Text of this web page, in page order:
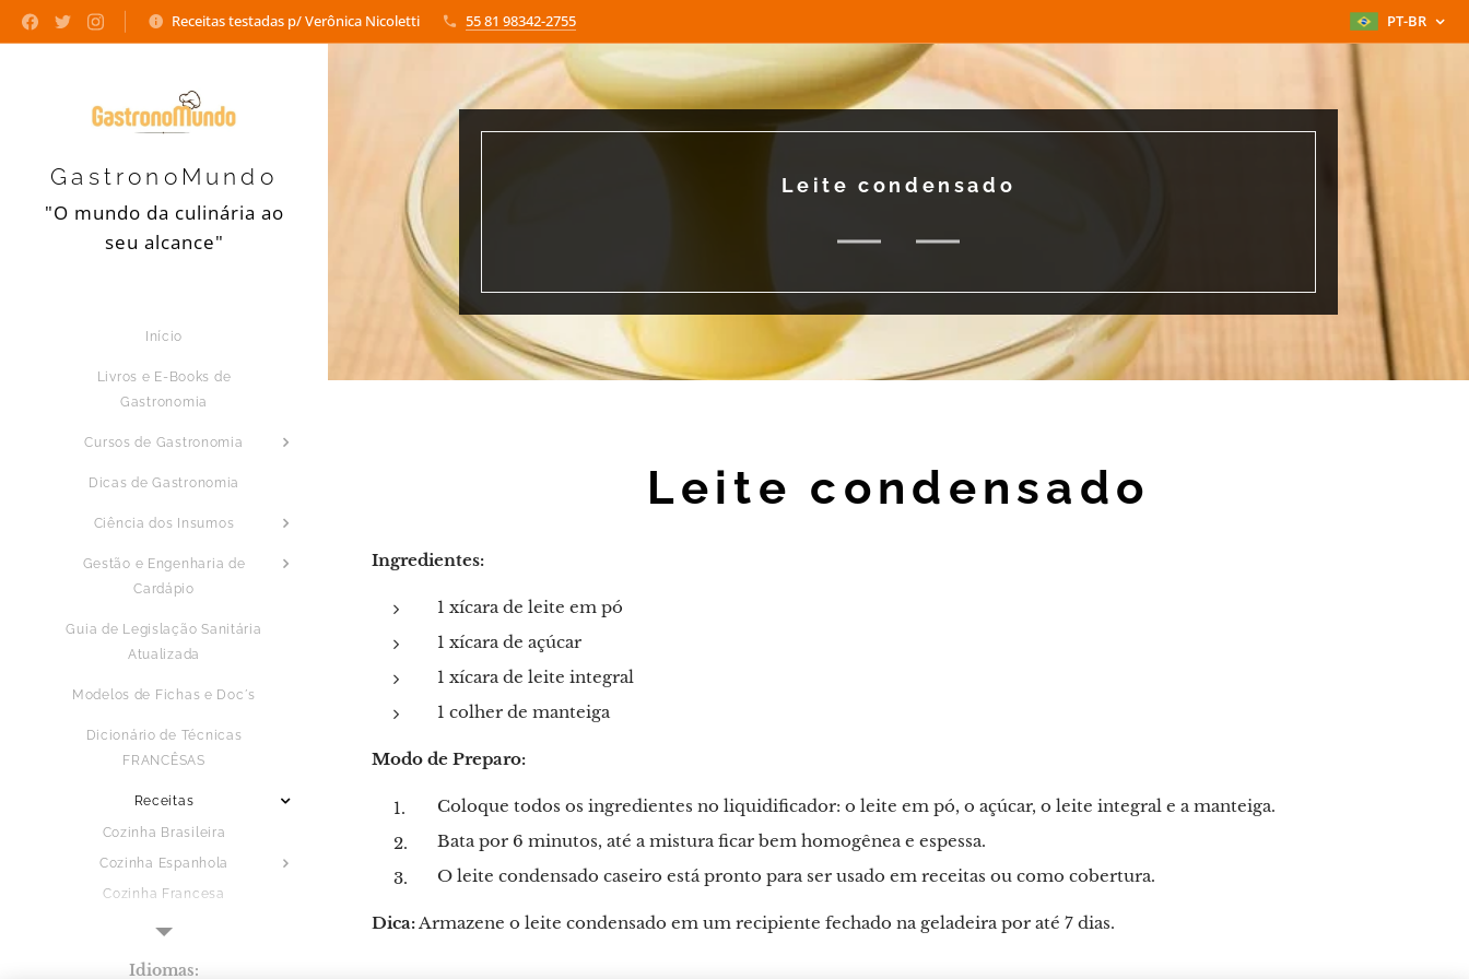
Receitas testadas p/ Verônica Nicoletti 55 81 98342-2755 PT-BR
GastronoMundo
"O mundo da culinária ao
seu alcance"
Início
Livros e E-Books de
Gastronomia
Cursos de Gastronomia
Dicas de Gastronomia
Ciência dos Insumos
Gestão e Engenharia de
Cardápio
Guia de Legislação Sanitária
Atualizada
Modelos de Fichas e Doc´s
Dicionário de Técnicas
FRANCÊSAS
Receitas
Cozinha Brasileira
Cozinha Espanhola
Cozinha Francesa
Cozinha Italiana
Leite condensado
Leite condensado
Ingredientes:
1 xícara de leite em pó
1 xícara de açúcar
1 xícara de leite integral
1 colher de manteiga
Modo de Preparo:
Coloque todos os ingredientes no liquidificador: o leite em pó, o açúcar, o leite integral e a manteiga.
Bata por 6 minutos, até a mistura ficar bem homogênea e espessa.
O leite condensado caseiro está pronto para ser usado em receitas ou como cobertura.
Dica:Armazene o leite condensado em um recipiente fechado na geladeira por até 7 dias.
Idiomas